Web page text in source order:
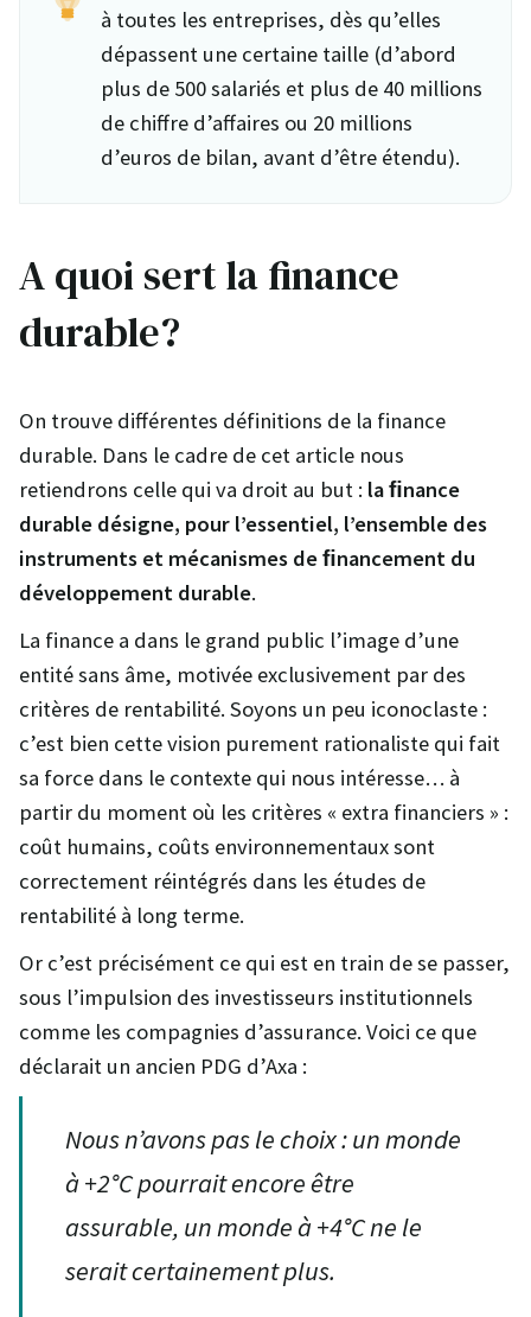
à toutes les entreprises, dès qu’elles
dépassent une certaine taille (d’abord
plus de 500 salariés et plus de 40 millions
de chiffre d’affaires ou 20 millions
d’euros de bilan, avant d’être étendu).
A quoi sert la finance
durable?
On trouve différentes définitions de la finance
durable. Dans le cadre de cet article nous
retiendrons celle qui va droit au but : la ﬁnance
durable désigne, pour l’essentiel, l’ensemble des
instruments et mécanismes de ﬁnancement du
développement durable.
La finance a dans le grand public l’image d’une
entité sans âme, motivée exclusivement par des
critères de rentabilité. Soyons un peu iconoclaste :
c’est bien cette vision purement rationaliste qui fait
sa force dans le contexte qui nous intéresse… à
partir du moment où les critères « extra financiers » :
coût humains, coûts environnementaux sont
correctement réintégrés dans les études de
rentabilité à long terme.
Or c’est précisément ce qui est en train de se passer,
sous l’impulsion des investisseurs institutionnels
comme les compagnies d’assurance. Voici ce que
déclarait un ancien PDG d’Axa :
Nous n’avons pas le choix : un monde
à +2°C pourrait encore être
assurable, un monde à +4°C ne le
serait certainement plus.